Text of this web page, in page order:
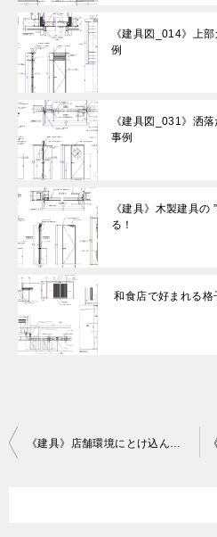
《建具図_014》上
例
《建具図_031》洒
事例
《建具》木製建具の
る！
和食店で好まれる格
投
《建具》店舗環境にとけ込んだミラー貼り建具の事例